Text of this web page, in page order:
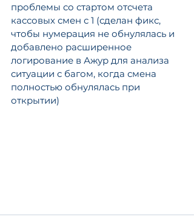
проблемы со стартом отсчета
кассовых смен с 1 (сделан фикс,
чтобы нумерация не обнулялась и
добавлено расширенное
логирование в Ажур для анализа
ситуации с багом, когда смена
полностью обнулялась при
открытии)